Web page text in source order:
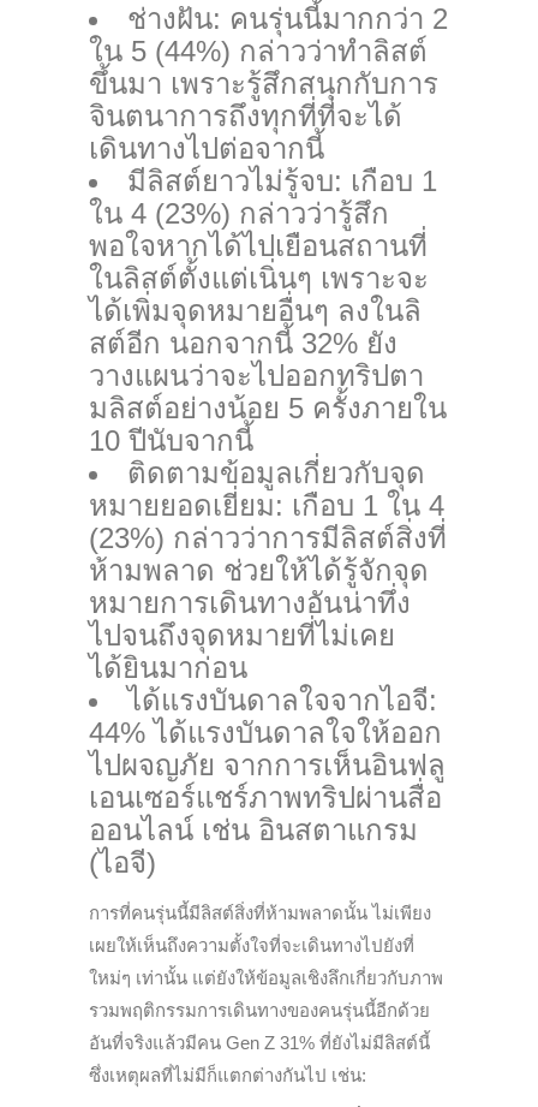
ช่างฝัน: คนรุ่นนี้มากกว่า 2
ใน 5 (44%) กล่าวว่าทำลิสต์
ขึ้นมา เพราะรู้สึกสนุกกับการ
จินตนาการถึงทุกที่ที่จะได้
เดินทางไปต่อจากนี้
มีลิสต์ยาวไม่รู้จบ: เกือบ 1
ใน 4 (23%) กล่าวว่ารู้สึก
พอใจหากได้ไปเยือนสถานที่
ในลิสต์ตั้งแต่เนิ่นๆ เพราะจะ
ได้เพิ่มจุดหมายอื่นๆ ลงในลิ
สต์อีก นอกจากนี้ 32% ยัง
วางแผนว่าจะไปออกทริปตา
มลิสต์อย่างน้อย 5 ครั้งภายใน
10 ปีนับจากนี้
ติดตามข้อมูลเกี่ยวกับจุด
หมายยอดเยี่ยม: เกือบ 1 ใน 4
(23%) กล่าวว่าการมีลิสต์สิ่งที่
ห้ามพลาด ช่วยให้ได้รู้จักจุด
หมายการเดินทางอันน่าทึ่ง
ไปจนถึงจุดหมายที่ไม่เคย
ได้ยินมาก่อน
ได้แรงบันดาลใจจากไอจี:
44% ได้แรงบันดาลใจให้ออก
ไปผจญภัย จากการเห็นอินฟลู
เอนเซอร์แชร์ภาพทริปผ่านสื่อ
ออนไลน์ เช่น อินสตาแกรม
(ไอจี)
การที่คนรุ่นนี้มีลิสต์สิ่งที่ห้ามพลาดนั้น ไม่เพียง
เผยให้เห็นถึงความตั้งใจที่จะเดินทางไปยังที่
ใหม่ๆ เท่านั้น แต่ยังให้ข้อมูลเชิงลึกเกี่ยวกับภาพ
รวมพฤติกรรมการเดินทางของคนรุ่นนี้อีกด้วย
อันที่จริงแล้วมีคน Gen Z 31% ที่ยังไม่มีลิสต์นี้
ซึ่งเหตุผลที่ไม่มีก็แตกต่างกันไป เช่น: